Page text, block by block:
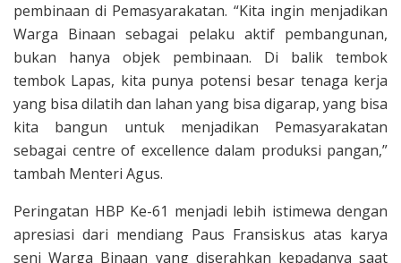
pembinaan di Pemasyarakatan. “Kita ingin menjadikan
Warga Binaan sebagai pelaku aktif pembangunan,
bukan hanya objek pembinaan. Di balik tembok
tembok Lapas, kita punya potensi besar tenaga kerja
yang bisa dilatih dan lahan yang bisa digarap, yang bisa
kita bangun untuk menjadikan Pemasyarakatan
sebagai centre of excellence dalam produksi pangan,”
tambah Menteri Agus.
Peringatan HBP Ke-61 menjadi lebih istimewa dengan
apresiasi dari mendiang Paus Fransiskus atas karya
seni Warga Binaan yang diserahkan kepadanya saat